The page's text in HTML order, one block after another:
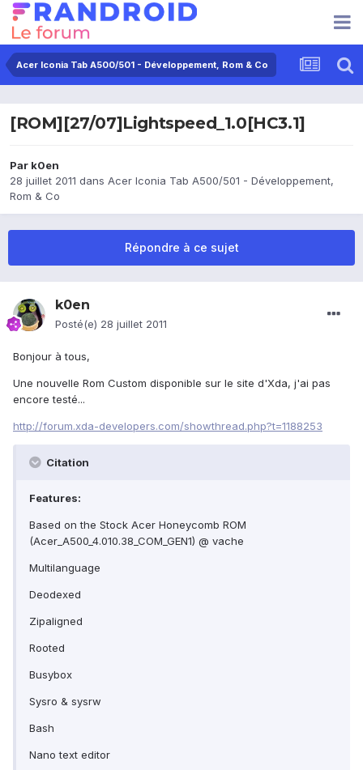
Acer Iconia Tab A500/501 - Développement, Rom & Co
[ROM][27/07]Lightspeed_1.0[HC3.1]
Par k0en
28 juillet 2011 dans Acer Iconia Tab A500/501 - Développement,
Rom & Co
Répondre à ce sujet
k0en
Posté(e) 28 juillet 2011
Bonjour à tous,
Une nouvelle Rom Custom disponible sur le site d'Xda, j'ai pas
encore testé...
http://forum.xda-developers.com/showthread.php?t=1188253
Citation
Features:
Based on the Stock Acer Honeycomb ROM
(Acer_A500_4.010.38_COM_GEN1) @ vache
Multilanguage
Deodexed
Zipaligned
Rooted
Busybox
Sysro & sysrw
Bash
Nano text editor